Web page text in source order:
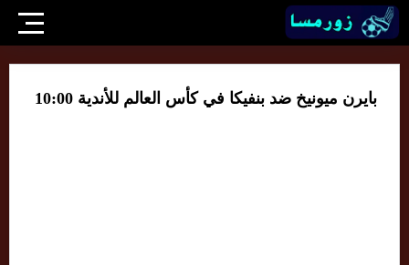
بايرن ميونيخ ضد بنفيكا في كأس العالم للأندية 10:00